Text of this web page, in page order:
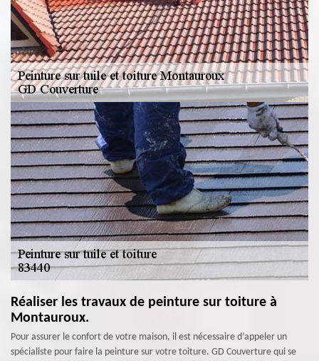
Réaliser les travaux de peinture sur toiture à
Montauroux.
Pour assurer le confort de votre maison, il est nécessaire d’appeler un
spécialiste pour faire la peinture sur votre toiture. GD Couverture qui se